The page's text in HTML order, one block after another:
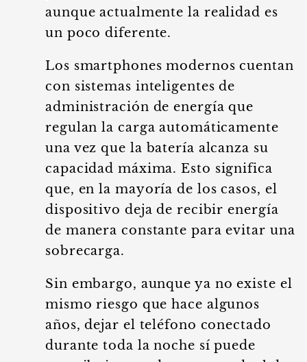
aunque actualmente la realidad es
un poco diferente.
Los smartphones modernos cuentan
con sistemas inteligentes de
administración de energía que
regulan la carga automáticamente
una vez que la batería alcanza su
capacidad máxima. Esto significa
que, en la mayoría de los casos, el
dispositivo deja de recibir energía
de manera constante para evitar una
sobrecarga.
Sin embargo, aunque ya no existe el
mismo riesgo que hace algunos
años, dejar el teléfono conectado
durante toda la noche sí puede